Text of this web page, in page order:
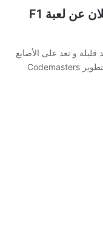
لعشاق الفورمولا وان, الاعلان عن لعبة F1
و تعد على الأصابع
خصوصا هذا العام 2019, لكن فريق التطوير Codemasters